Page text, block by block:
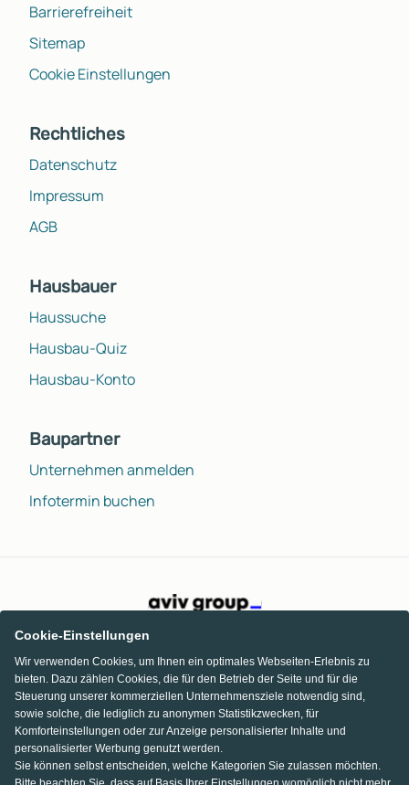
Barrierefreiheit
Sitemap
Cookie Einstellungen
Rechtliches
Datenschutz
Impressum
AGB
Hausbauer
Haussuche
Hausbau-Quiz
Hausbau-Konto
Baupartner
Unternehmen anmelden
Infotermin buchen
Cookie-Einstellungen
Wir verwenden Cookies, um Ihnen ein optimales Webseiten-Erlebnis zu
bieten. Dazu zählen Cookies, die für den Betrieb der Seite und für die
Steuerung unserer kommerziellen Unternehmensziele notwendig sind,
sowie solche, die lediglich zu anonymen Statistikzwecken, für
Komforteinstellungen oder zur Anzeige personalisierter Inhalte und
personalisierter Werbung genutzt werden.
Sie können selbst entscheiden, welche Kategorien Sie zulassen möchten.